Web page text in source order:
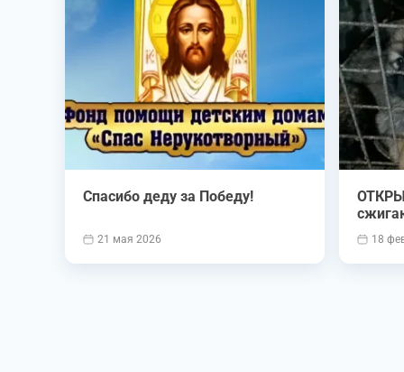
Спасибо деду за Победу!
21 мая 2026 18